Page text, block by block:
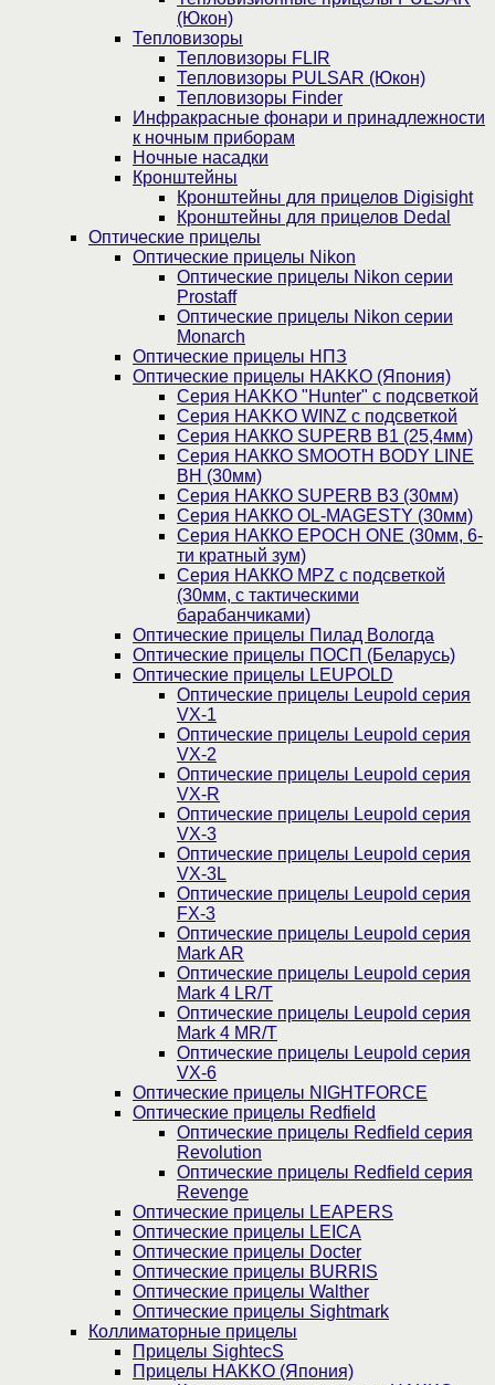
(Юкон)
Тепловизоры
Тепловизоры FLIR
Тепловизоры PULSAR (Юкон)
Тепловизоры Finder
Инфракрасные фонари и принадлежности
к ночным приборам
Ночные насадки
Кронштейны
Кронштейны для прицелов Digisight
Кронштейны для прицелов Dedal
Оптические прицелы
Оптические прицелы Nikon
Оптические прицелы Nikon серии
Prostaff
Оптические прицелы Nikon серии
Monarch
Оптические прицелы НПЗ
Оптические прицелы HAKKO (Япония)
Cерия HAKKO "Hunter" с подсветкой
Серия НAKKO WINZ с подсветкой
Серия НАККО SUPERB B1 (25,4мм)
Серия НАККО SMOOTH BODY LINE
BH (30мм)
Серия НАККО SUPERB B3 (30мм)
Серия НАККО OL-MAGESTY (30мм)
Серия НАККО EPOCH ONE (30мм, 6-
ти кратный зум)
Серия НАККО MPZ с подсветкой
(30мм, c тактическими
барабанчиками)
Оптические прицелы Пилад Вологда
Оптические прицелы ПОСП (Беларусь)
Оптические прицелы LEUPOLD
Оптические прицелы Leupold серия
VX-1
Оптические прицелы Leupold серия
VX-2
Оптические прицелы Leupold серия
VX-R
Оптические прицелы Leupold серия
VX-3
Оптические прицелы Leupold серия
VX-3L
Оптические прицелы Leupold серия
FX-3
Оптические прицелы Leupold серия
Mark AR
Оптические прицелы Leupold серия
Mark 4 LR/T
Оптические прицелы Leupold серия
Mark 4 MR/T
Оптические прицелы Leupold серия
VX-6
Оптические прицелы NIGHTFORCE
Оптические прицелы Redfield
Оптические прицелы Redfield серия
Revolution
Оптические прицелы Redfield серия
Revenge
Оптические прицелы LEAPERS
Оптические прицелы LEICA
Оптические прицелы Docter
Оптические прицелы BURRIS
Оптические прицелы Walther
Оптические прицелы Sightmark
Коллиматорные прицелы
Прицелы SightecS
Прицелы HAKKO (Япония)